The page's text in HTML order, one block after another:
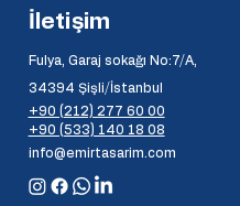
İletişim
Fulya, Garaj sokağı No:7/A,
34394 Şişli/İstanbul
+90 (212) 277 60 00
+90 (533) 140 18 08
info@emirtasarim.com